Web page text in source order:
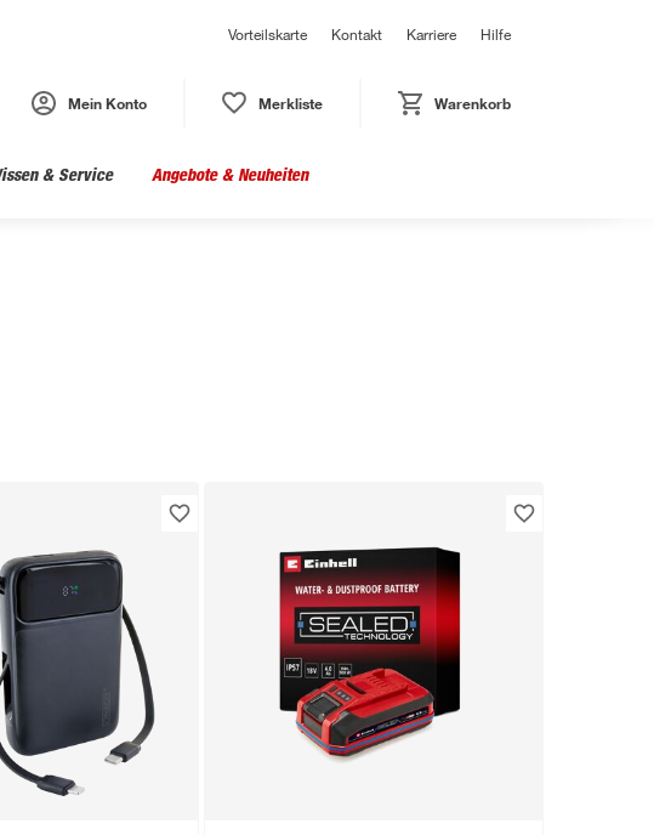
Vorteilskarte Kontakt Karriere Hilfe
Mein Konto Merkliste Warenkorb
& Service Angebote & Neuheiten